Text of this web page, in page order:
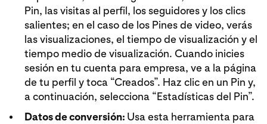
Pin, las visitas al perfil, los seguidores y los clics
salientes; en el caso de los Pines de video, verás
las visualizaciones, el tiempo de visualización y el
tiempo medio de visualización. Cuando inicies
sesión en tu cuenta para empresa, ve a la página
de tu perfil y toca “Creados”. Haz clic en un Pin y,
a continuación, selecciona “Estadísticas del Pin”.
Datos de conversión: Usa esta herramienta para